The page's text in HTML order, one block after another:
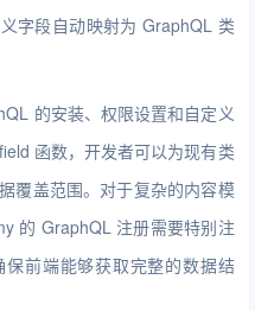
字段自动映射为 GraphQL 类
的安装、权限设置和自定义
函数，开发者可以为现有类
覆盖范围。对于复杂的内容模
的 GraphQL 注册需要特别注
前端能够获取完整的数据结